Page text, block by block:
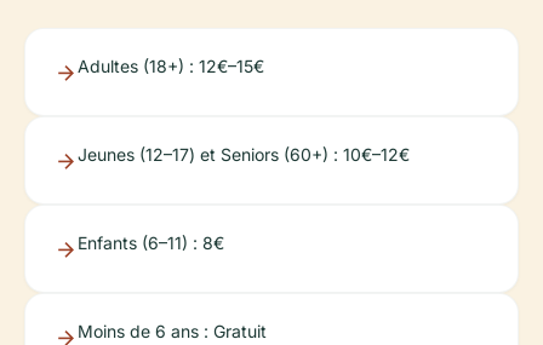
Adultes (18+) : 12€–15€
Jeunes (12–17) et Seniors (60+) : 10€–12€
Enfants (6–11) : 8€
Moins de 6 ans : Gratuit